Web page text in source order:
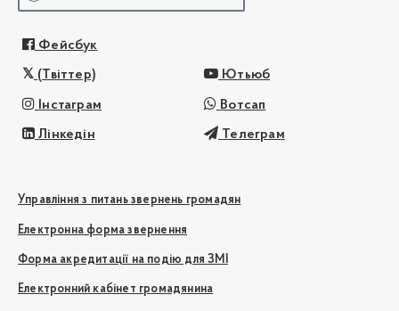
Фейсбук
(Твіттер) Ютьюб
Інстаграм Вотсап
Лінкедін Телеграм
Управління з питань звернень громадян
Електронна форма звернення
Форма акредитації на подію для ЗМІ
Електронний кабінет громадянина